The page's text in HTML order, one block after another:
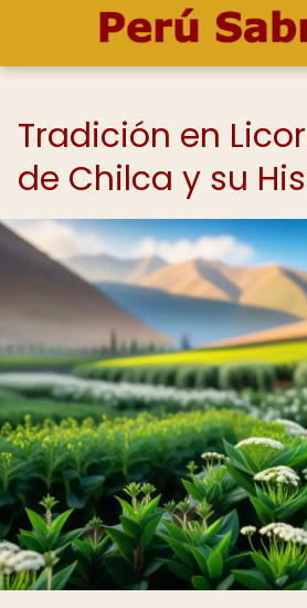
Tradición en
de Chilca y su